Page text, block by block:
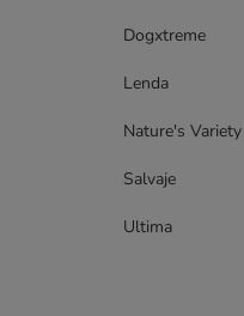
Dogxtreme
Lenda
Nature's Variety
Salvaje
Ultima